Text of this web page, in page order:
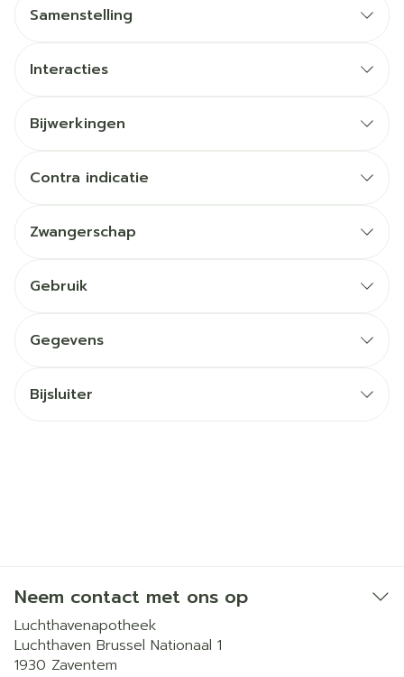
Samenstelling
Interacties
Bijwerkingen
Contra indicatie
Zwangerschap
Gebruik
Gegevens
Bijsluiter
Neem contact met ons op
Luchthavenapotheek
Luchthaven Brussel Nationaal 1
1930 Zaventem